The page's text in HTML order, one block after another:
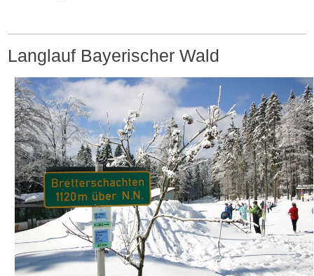
Langlauf Bayerischer Wald